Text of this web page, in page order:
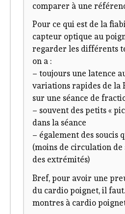
comparer à une
Pour ce qui est de la
capteur optique au
regarder les différents
on a :
– toujours une latence
variations rapides de la
sur une séance de
– souvent des petits «
dans la séance
– également des soucis
(moins de circulation de
des extrémités)
Bref, pour avoir une
du cardio poignet, il
montres à cardio